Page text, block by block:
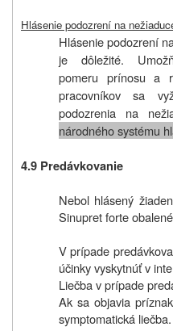
Hlásenie podozrení na
Hlásenie podozrení
je dôležité.
pomeru prínosu a
pracovníkov sa
podozrenia na
národného systému
4.9 Predávkovanie
Nebol hlásený
Sinupret forte
V prípade
účinky vyskytnúť v
Liečba v prípade
Ak sa objavia
symptomatická liečba.